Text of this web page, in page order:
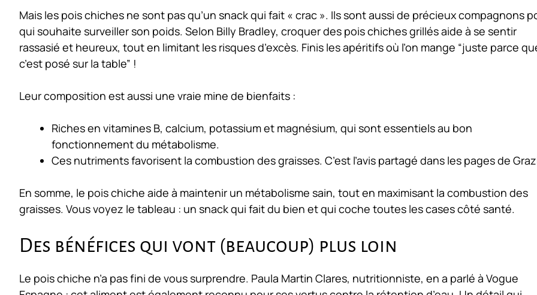
Mais les pois chiches ne sont pas qu’un snack qui fait « crac ». Ils sont aussi de précieux compagnons
qui souhaite surveiller son poids. Selon Billy Bradley, croquer des pois chiches grillés aide à se sentir
rassasié et heureux, tout en limitant les risques d’excès. Finis les apéritifs où l’on mange “juste parce
c’est posé sur la table” !
Leur composition est aussi une vraie mine de bienfaits :
Riches en vitamines B, calcium, potassium et magnésium, qui sont essentiels au bon
fonctionnement du métabolisme.
Ces nutriments favorisent la combustion des graisses. C’est l’avis partagé dans les pages de
En somme, le pois chiche aide à maintenir un métabolisme sain, tout en maximisant la combustion des
graisses. Vous voyez le tableau : un snack qui fait du bien et qui coche toutes les cases côté santé.
Des bénéfices qui vont (beaucoup) plus loin
Le pois chiche n’a pas fini de vous surprendre. Paula Martin Clares, nutritionniste, en a parlé à Vogue